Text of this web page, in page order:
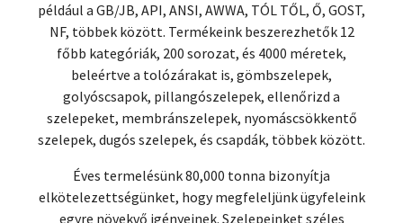
például a GB/JB, API, ANSI, AWWA, TÓL TŐL, Ő, GOST,
NF, többek között. Termékeink beszerezhetők 12
főbb kategóriák, 200 sorozat, és 4000 méretek,
beleértve a tolózárakat is, gömbszelepek,
golyóscsapok, pillangószelepek, ellenőrizd a
szelepeket, membránszelepek, nyomáscsökkentő
szelepek, dugós szelepek, és csapdák, többek között.
Éves termelésünk 80,000 tonna bizonyítja
elkötelezettségünket, hogy megfeleljünk ügyfeleink
egyre növekvő igényeinek. Szelepeinket széles